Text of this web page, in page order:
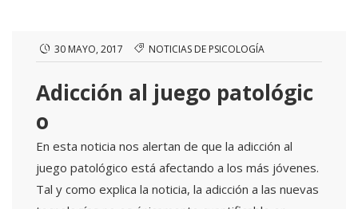
30 MAYO, 2017 NOTICIAS DE PSICOLOGÍA
Adicción al juego patológic
o
En esta noticia nos alertan de que la adicción al
juego patológico está afectando a los más jóvenes.
Tal y como explica la noticia, la adicción a las nuevas